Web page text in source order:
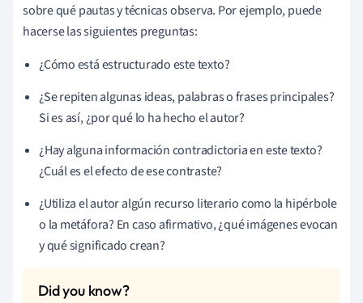
sobre qué pautas y técnicas observa. Por ejemplo, puede
hacerse las siguientes preguntas:
¿Cómo está estructurado este texto?
¿Se repiten algunas ideas, palabras o frases principales?
Si es así, ¿por qué lo ha hecho el autor?
¿Hay alguna información contradictoria en este texto?
¿Cuál es el efecto de ese contraste?
¿Utiliza el autor algún recurso literario como la hipérbole
o la metáfora? En caso afirmativo, ¿qué imágenes evocan
y qué significado crean?